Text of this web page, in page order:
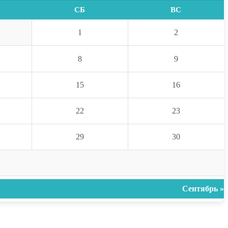
СБ ВС
1 2
8 9
15 16
22 23
29 30
Сентябрь »